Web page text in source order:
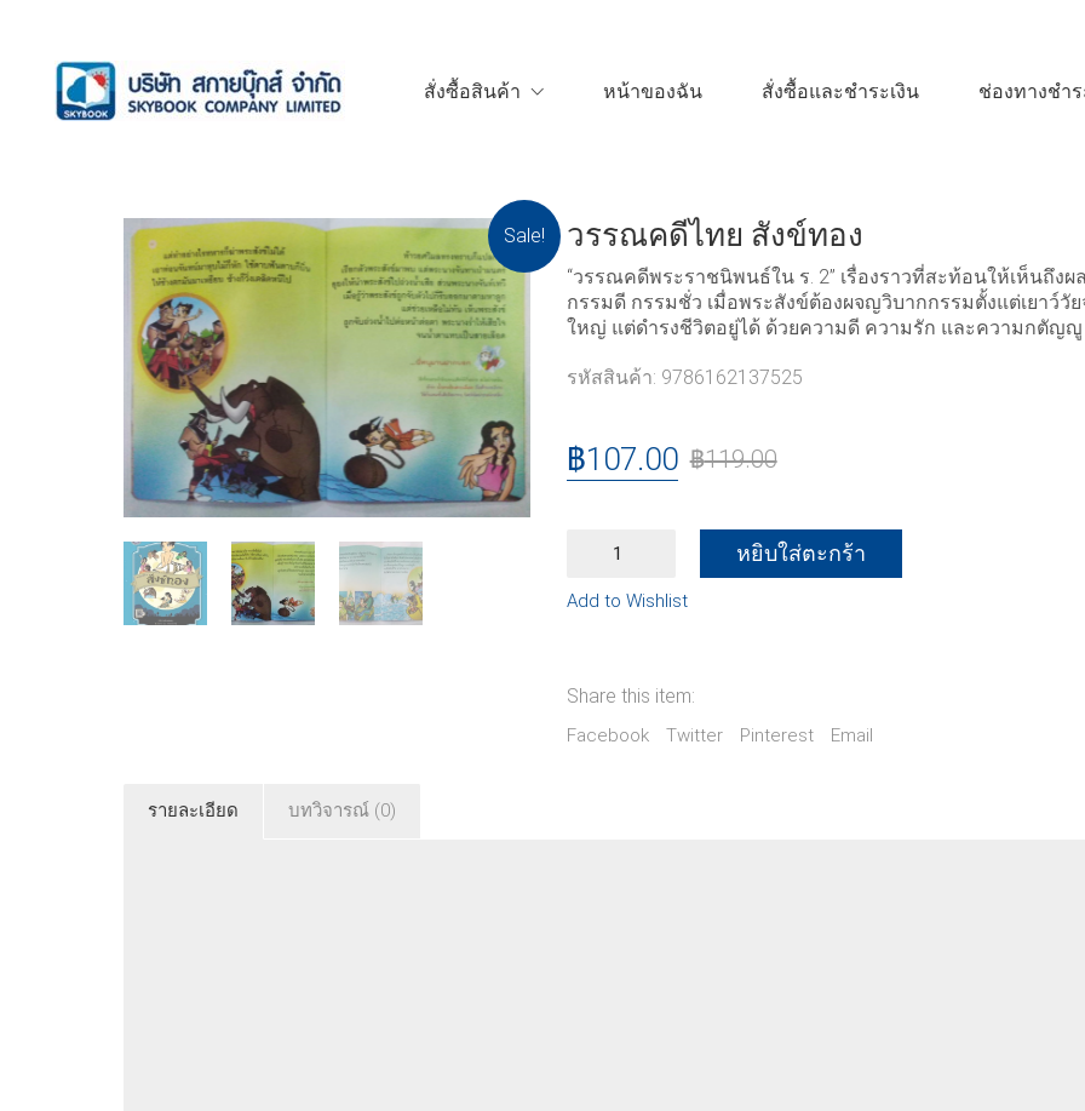
สั่งซื้อสินค้า หน้าของฉัน สั่งซื้อและชำระเงิน ช่องทางชำร
Sale! วรรณคดีไทย สังข์ทอง
“วรรณคดีพระราชนิพนธ์ใน ร. 2” เรื่องราวที่สะท้อนให้เห็นถึงผ
กรรมดี กรรมชั่ว เมื่อพระสังข์ต้องผจญวิบากกรรมตั้งแต่เยาว์วัย
ใหญ่ แต่ดำรงชีวิตอยู่ได้ ด้วยความดี ความรัก และความกตัญญู
รหัสสินค้า: 9786162137525
฿119.00
฿107.00
ทอง
หยิบใส่ตะกร้า
Add to Wishlist
Share this item:
Facebook Twitter Pinterest Email
รายละเอียด บทวิจารณ์ (0)